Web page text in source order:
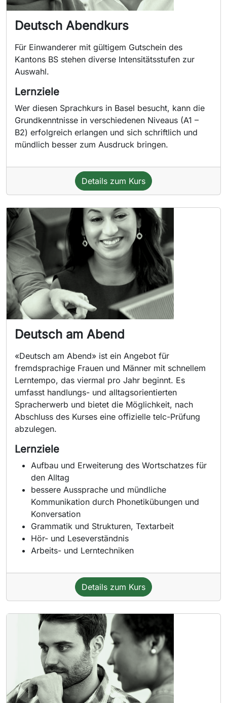
Deutsch Abendkurs
Für Einwanderer mit gültigem Gutschein des
Kantons BS stehen diverse Intensitätsstufen zur
Auswahl.
Lernziele
Wer diesen Sprachkurs in Basel besucht, kann die
Grundkenntnisse in verschiedenen Niveaus (A1 –
B2) erfolgreich erlangen und sich schriftlich und
mündlich besser zum Ausdruck bringen.
Details zum Kurs
Deutsch am Abend
«Deutsch am Abend» ist ein Angebot für
fremdsprachige Frauen und Männer mit schnellem
Lerntempo, das viermal pro Jahr beginnt. Es
umfasst handlungs- und alltagsorientierten
Spracherwerb und bietet die Möglichkeit, nach
Abschluss des Kurses eine offizielle telc-Prüfung
abzulegen.
Lernziele
Aufbau und Erweiterung des Wortschatzes für
den Alltag
bessere Aussprache und mündliche
Kommunikation durch Phonetikübungen und
Konversation
Grammatik und Strukturen, Textarbeit
Hör- und Leseverständnis
Arbeits- und Lerntechniken
Details zum Kurs